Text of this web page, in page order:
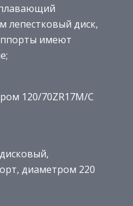
лепестковый диск,
имеют
120/70ZR17M/C
диаметром 220